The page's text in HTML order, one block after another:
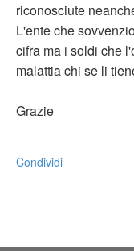
riconosciute
L'ente che
cifra ma i soldi che
malattia chi se li
Grazie
Condividi